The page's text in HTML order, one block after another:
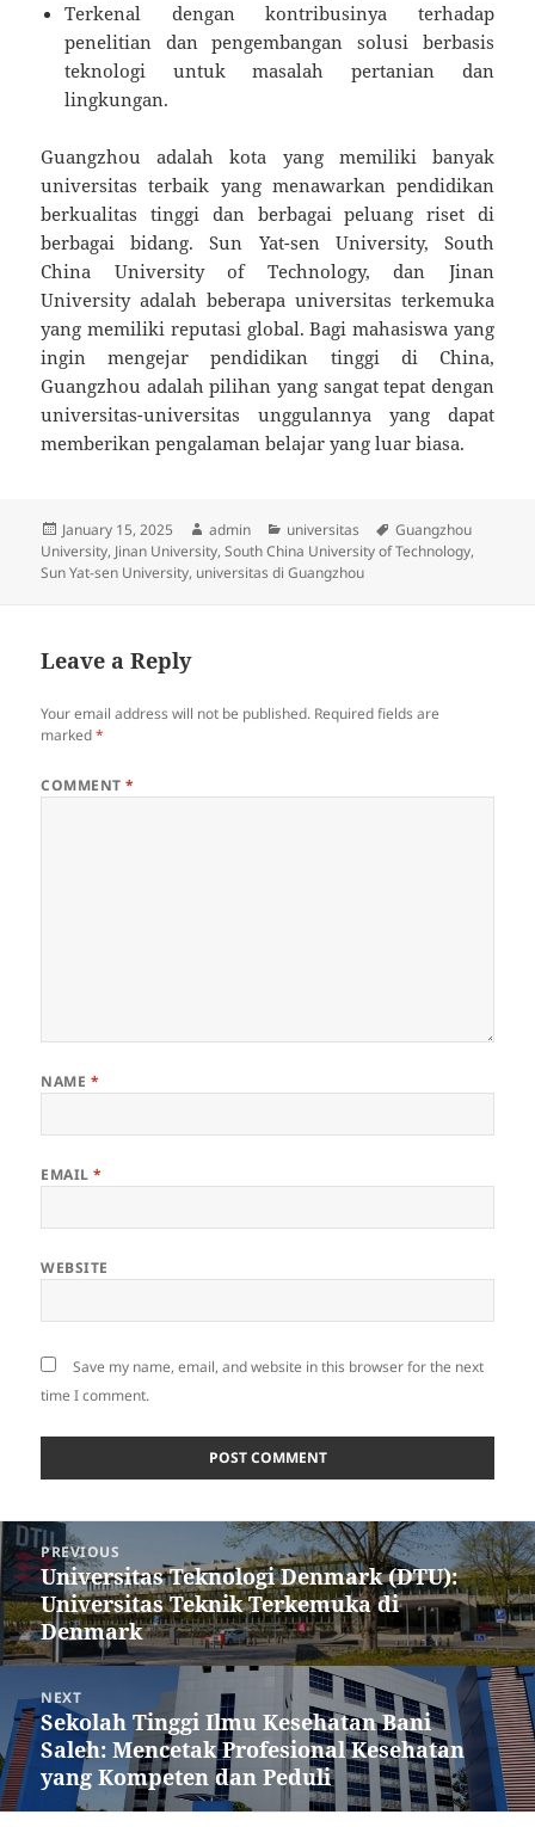
Terkenal dengan kontribusinya terhadap
penelitian dan pengembangan solusi berbasis
teknologi untuk masalah pertanian dan
lingkungan.
Guangzhou adalah kota yang memiliki banyak
universitas terbaik yang menawarkan pendidikan
berkualitas tinggi dan berbagai peluang riset di
berbagai bidang. Sun Yat-sen University, South
China University of Technology, dan Jinan
University adalah beberapa universitas terkemuka
yang memiliki reputasi global. Bagi mahasiswa yang
ingin mengejar pendidikan tinggi di China,
Guangzhou adalah pilihan yang sangat tepat dengan
universitas-universitas unggulannya yang dapat
memberikan pengalaman belajar yang luar biasa.
Posted
on
January 15, 2025 Author
admin Categories
universitas Tags
Guangzhou
University, Jinan University,South China University of Technology,
Sun Yat-sen University, universitas di Guangzhou
Leave a Reply
Your email address will not be published. Required fields are
marked*
COMMENT*
NAME *
EMAIL*
WEBSITE
Save my name, email, and website in this browser for the next
time I comment.
Post
navigation
PREVIOUS
Previous
post:
Universitas Teknologi Denmark (DTU):
Universitas Teknik Terkemuka di
Denmark
NEXT
Next
post:
Sekolah Tinggi Ilmu Kesehatan Bani
Saleh: Mencetak Profesional Kesehatan
yang Kompeten dan Peduli